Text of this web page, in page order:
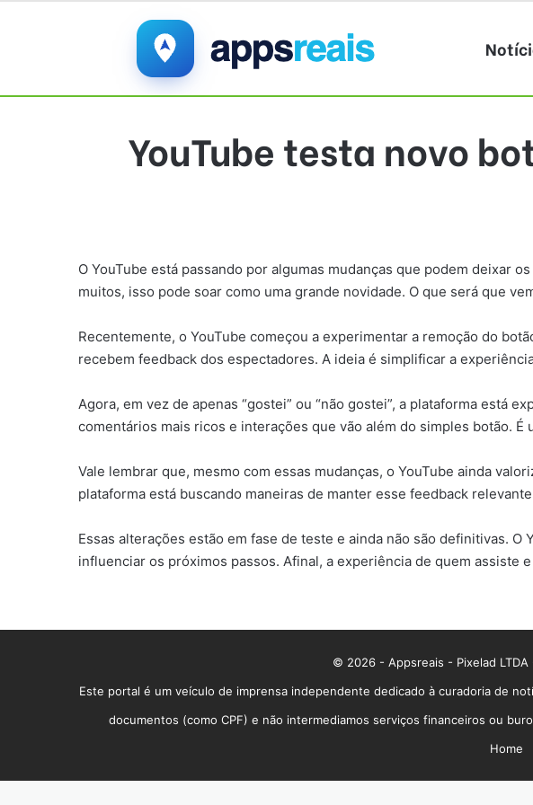
YouTube testa novo
O YouTube está passando por algumas mudanças que podem deixar
muitos, isso pode soar como uma grande novidade. O que será que
Recentemente, o YouTube começou a experimentar a remoção do
recebem feedback dos espectadores. A ideia é simplificar a
Agora, em vez de apenas “gostei” ou “não gostei”, a plataforma está
comentários mais ricos e interações que vão além do simples botão.
Vale lembrar que, mesmo com essas mudanças, o YouTube ainda
plataforma está buscando maneiras de manter esse feedback
Essas alterações estão em fase de teste e ainda não são definitivas.
influenciar os próximos passos. Afinal, a experiência de quem assiste
© 2026 - Appsreais - Pixelad
Este portal é um veículo de imprensa independente dedicado à curadoria de
documentos (como CPF) e não intermediamos serviços financeiros ou
Home